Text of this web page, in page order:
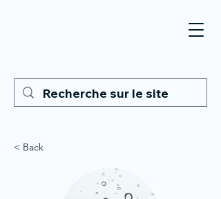
< Back